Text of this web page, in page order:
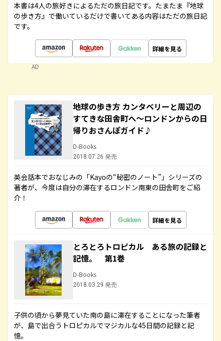
本書は4人の旅好きによるただの旅日記です。たまたま『地球
の歩き方』で働いているだけで書いてある内容はただの旅日記
です。
詳細を見る
AD
地球の歩き方 カンタベリーと周辺の
すてきな田舎町へ～ロンドンからの日
帰りおさんぽガイド♪
D-Books
2018.07.26 発売
英会話本でおなじみの「Kayoの“秘密のノート”」シリーズの
著者が、今度は自分の滞在するロンドン南東の田舎町をご紹
介！
詳細を見る
とろとろトロピカル ある旅の記録と
記憶。 第1巻
D-Books
2018.03.29 発売
子供の頃から夢見ていた南の島に滞在することになった筆者
が、島で出合うトロピカルでマジカルな45日間の記録と記
憶。